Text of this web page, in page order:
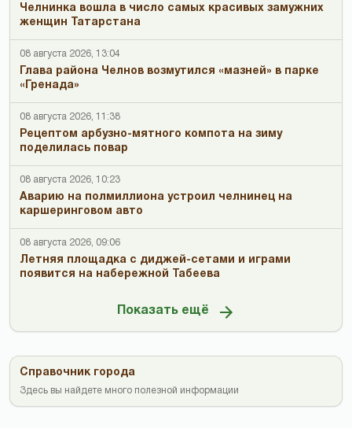
Челнинка вошла в число самых красивых замужних
женщин Татарстана
08 августа 2026, 13:04
Глава района Челнов возмутился «мазней» в парке
«Гренада»
08 августа 2026, 11:38
Рецептом арбузно-мятного компота на зиму
поделилась повар
08 августа 2026, 10:23
Аварию на полмиллиона устроил челнинец на
каршеринговом авто
08 августа 2026, 09:06
Летняя площадка с диджей-сетами и играми
появится на набережной Табеева
Показать ещё
Справочник города
Здесь вы найдете много полезной информации